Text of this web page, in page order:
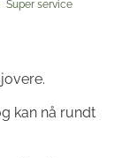
Super service
kan nå rundt